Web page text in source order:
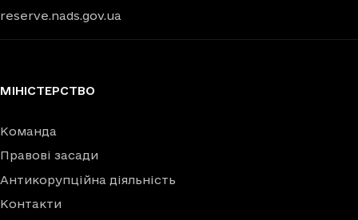
reserve.nads.gov.ua
МІНІСТЕРСТВО
Команда
Правові засади
Антикорупційна діяльність
Контакти